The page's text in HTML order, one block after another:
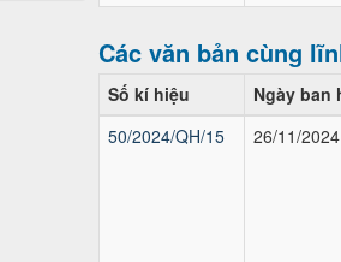
Các văn bản cùng
Số kí hiệu Ngày ban
50/2024/QH/15
26/11/2024